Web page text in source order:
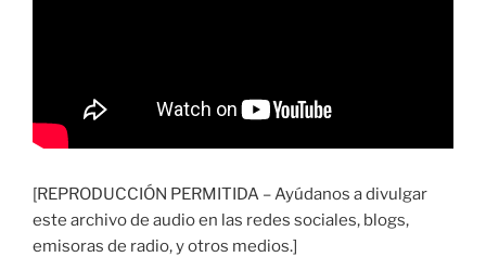
[REPRODUCCIÓN PERMITIDA – Ayúdanos a divulgar
este archivo de audio en las redes sociales, blogs,
emisoras de radio, y otros medios.]